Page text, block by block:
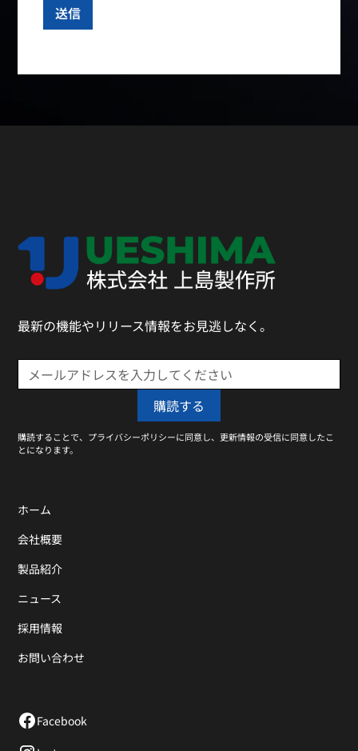
最新の機能やリリース情報をお見逃しなく。
購読することで、プライバシーポリシーに同意し、更新情報の受信に同意したこ
とになります。
ホーム
会社概要
製品紹介
ニュース
採用情報
お問い合わせ
Facebook